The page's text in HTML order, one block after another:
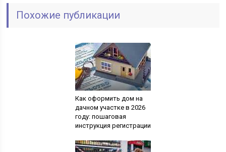
Похожие публикации
Как оформить дом на
дачном участке в 2026
году: пошаговая
инструкция регистрации